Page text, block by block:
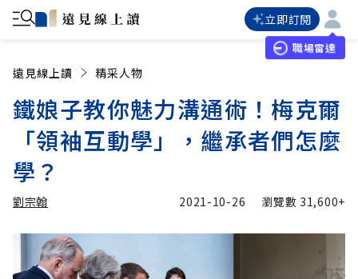
立即訂閱
職場雷達
遠見線上讀 精采人物
鐵娘子教你魅力溝通術！梅克爾
「領袖互動學」，繼承者們怎麼
學？
劉宗翰
劉宗翰
2021-10-26 瀏覽數 31,600+